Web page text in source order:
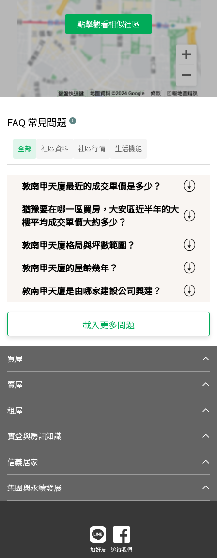
點擊觀看相似社區
FAQ 常見問題
全部 社區資料 社區行情 生活機能
敦南甲天廈最近的成交單價是多少？
猶豫要在哪一區買房，大安區近半年的大
樓平均成交單價大約多少？
敦南甲天廈格局與坪數範圍？
敦南甲天廈的屋齡幾年？
敦南甲天廈是由哪家建設公司興建？
載入更多問題
買屋
賣屋
租屋
實登與房訊知識
信義居家
集團與永續發展
加好友 追蹤我們